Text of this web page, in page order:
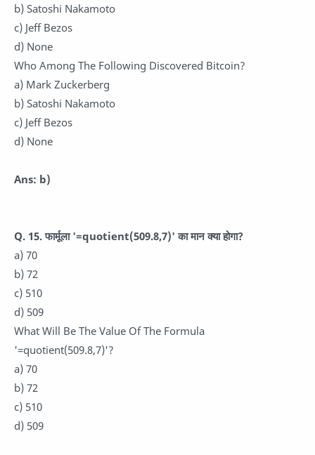
b) Satoshi Nakamoto
c) Jeff Bezos
d) None
Who Among The Following Discovered Bitcoin?
a) Mark Zuckerberg
b) Satoshi Nakamoto
c) Jeff Bezos
d) None
Ans: b)
Q. 15.फार्मूला '=quotient(509.8,7)' का मान क्या होगा?
a) 70
b) 72
c) 510
d) 509
What Will Be The Value Of The Formula
'=quotient(509.8,7)'?
a) 70
b) 72
c) 510
d) 509